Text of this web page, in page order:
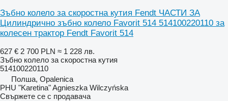
Зъбно колело за скоростна кутия Fendt ЧАСТИ ЗА
Цилиндрично зъбно колело Favorit 514 514100220110 за
колесен трактор Fendt Favorit 514
627 € 2 700 PLN ≈ 1 228 лв.
Зъбно колело за скоростна кутия
514100220110
Полша, Opalenica
PHU "Karetina" Agnieszka Wilczyńska
Свържете се с продавача